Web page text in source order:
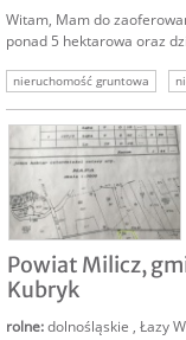
Witam, Mam do
ponad 5 hektarowa oraz
nieruchomość gruntowa
nieruchomość komercyjna
sprzedam grunty inwestycyjne
Powiat Milicz,
Kubryk
rolne:dolnośląskie , Łazy